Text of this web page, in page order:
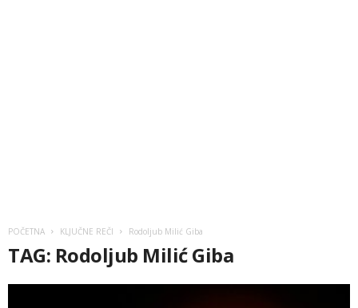
POČETNA KLJUČNE REČI Rodoljub Milić Giba
TAG: Rodoljub Milić Giba